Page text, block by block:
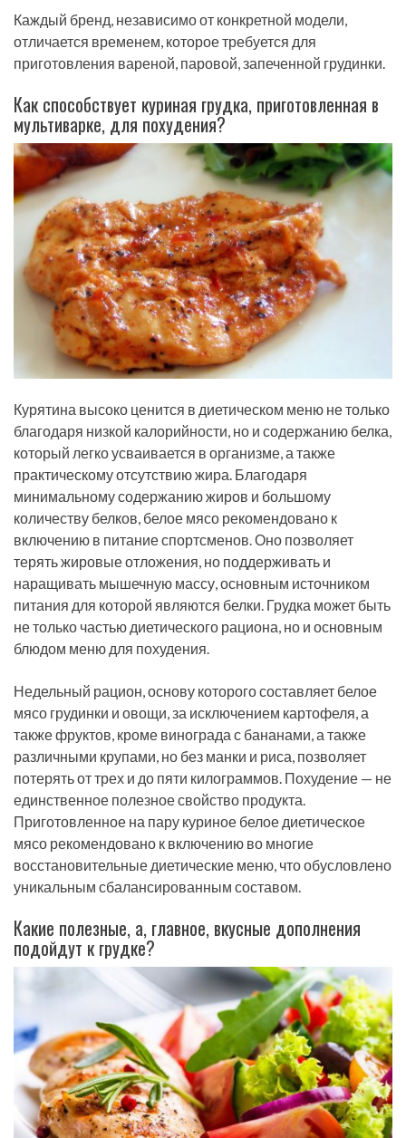
Каждый бренд, независимо от конкретной модели,
отличается временем, которое требуется для
приготовления вареной, паровой, запеченной грудинки.
Как способствует куриная грудка, приготовленная в
мультиварке, для похудения?
Курятина высоко ценится в диетическом меню не только
благодаря низкой калорийности, но и содержанию белка,
который легко усваивается в организме, а также
практическому отсутствию жира. Благодаря
минимальному содержанию жиров и большому
количеству белков, белое мясо рекомендовано к
включению в питание спортсменов. Оно позволяет
терять жировые отложения, но поддерживать и
наращивать мышечную массу, основным источником
питания для которой являются белки. Грудка может быть
не только частью диетического рациона, но и основным
блюдом меню для похудения.
Недельный рацион, основу которого составляет белое
мясо грудинки и овощи, за исключением картофеля, а
также фруктов, кроме винограда с бананами, а также
различными крупами, но без манки и риса, позволяет
потерять от трех и до пяти килограммов. Похудение — не
единственное полезное свойство продукта.
Приготовленное на пару куриное белое диетическое
мясо рекомендовано к включению во многие
восстановительные диетические меню, что обусловлено
уникальным сбалансированным составом.
Какие полезные, а, главное, вкусные дополнения
подойдут к грудке?